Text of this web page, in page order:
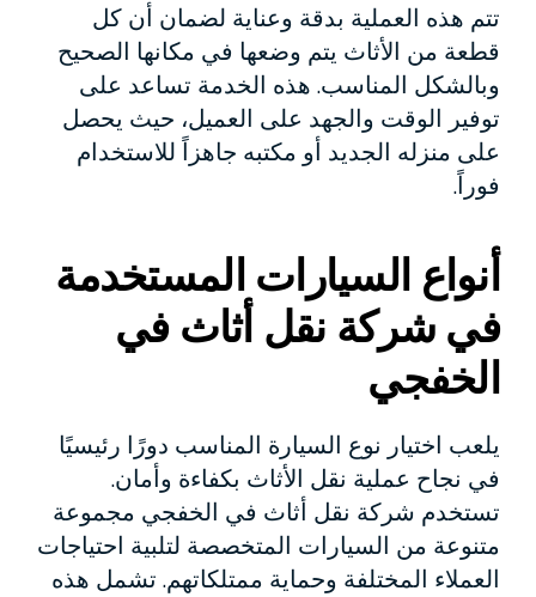
تتم هذه العملية بدقة وعناية لضمان أن كل
قطعة من الأثاث يتم وضعها في مكانها الصحيح
وبالشكل المناسب. هذه الخدمة تساعد على
توفير الوقت والجهد على العميل، حيث يحصل
على منزله الجديد أو مكتبه جاهزاً للاستخدام
فوراً.
أنواع السيارات المستخدمة
في شركة نقل أثاث في
الخفجي
يلعب اختيار نوع السيارة المناسب دورًا رئيسيًا
في نجاح عملية نقل الأثاث بكفاءة وأمان.
تستخدم شركة نقل أثاث في الخفجي مجموعة
متنوعة من السيارات المتخصصة لتلبية احتياجات
العملاء المختلفة وحماية ممتلكاتهم. تشمل هذه